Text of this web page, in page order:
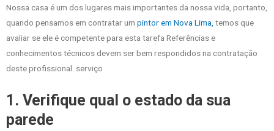
Nossa casa é um dos lugares mais importantes da nossa vida, portanto,
quando pensamos em contratar um pintor em Nova Lima, temos que
avaliar se ele é competente para esta tarefa Referências e
conhecimentos técnicos devem ser bem respondidos na contratação
deste profissional. serviço
1. Verifique qual o estado da sua
parede